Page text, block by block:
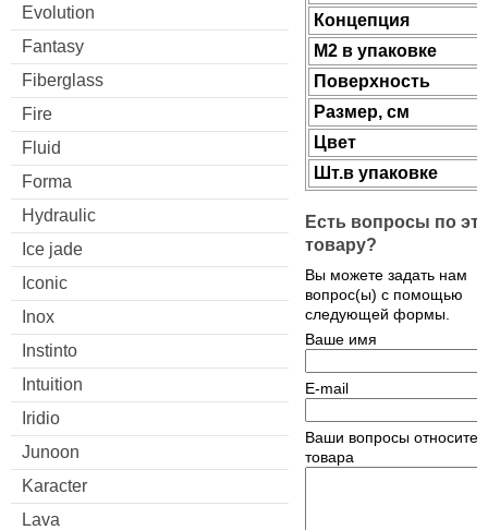
Evolution
Fantasy
Fiberglass
Fire
Fluid
Forma
Hydraulic
Ice jade
Iconic
Inox
Instinto
Intuition
Iridio
Junoon
Karacter
Lava
Концепция
М2 в упаковке
Поверхность
Размер, см
Цвет
Шт.в упаковке
Есть вопросы по
товару?
Вы можете задать нам
вопрос(ы) с помощью
следующей формы.
Ваше имя
E-mail
Ваши вопросы
товара